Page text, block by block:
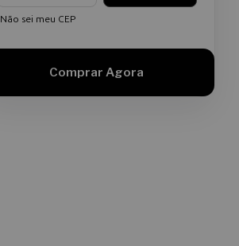
Não sei meu CEP